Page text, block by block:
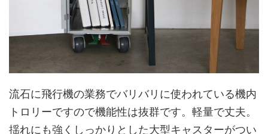
流石に飛行機の業務でバリバリに使われている機内
トロリーですので機能性は抜群です。軽量で丈夫。
揺れにも強くしっかりとした大型キャスターがつい